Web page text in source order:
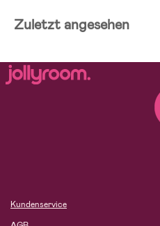
Zuletzt angesehen
Kundenservice